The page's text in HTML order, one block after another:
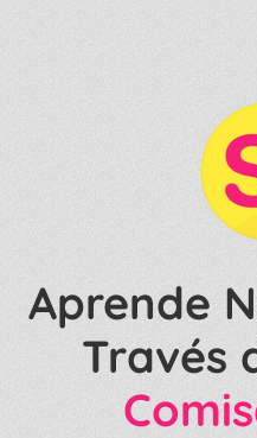
Aprende
Través